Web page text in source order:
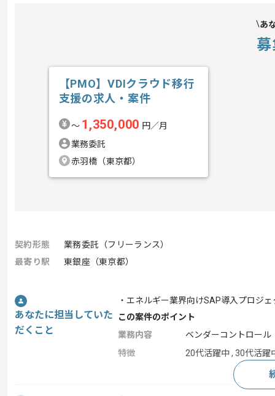
あ
【PMO】VDIクラウド移行
支援の求人・案件
〜 1,350,000 円／月
業務委託
赤羽橋（東京都）
契約形態
業務委託（フリーランス）
最寄り駅
東銀座（東京都）
あなたに担当していた
だくこと
・エネルギー業界向けSAP導入プロジ
この案件のポイント
業務内容
ベンダーコントロール
特徴
20代活躍中 , 30代活躍